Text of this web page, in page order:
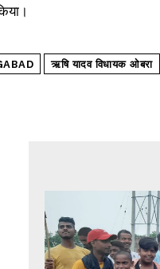
ऋषि यादव विधायक ओबरा